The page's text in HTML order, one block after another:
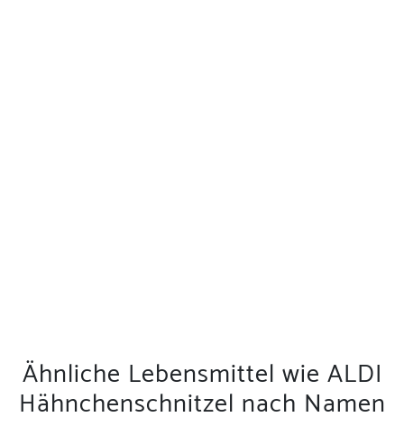
Ähnliche Lebensmittel wie ALDI
Hähnchenschnitzel nach Namen